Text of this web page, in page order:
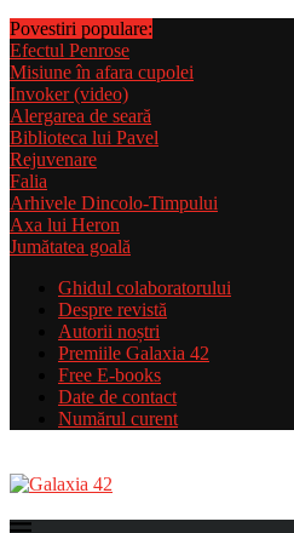
Povestiri populare:
Efectul Penrose
Misiune în afara cupolei
Invoker (video)
Alergarea de seară
Biblioteca lui Pavel
Rejuvenare
Falia
Arhivele Dincolo-Timpului
Axa lui Heron
Jumătatea goală
Ghidul colaboratorului
Despre revistă
Autorii noștri
Premiile Galaxia 42
Free E-books
Date de contact
Numărul curent